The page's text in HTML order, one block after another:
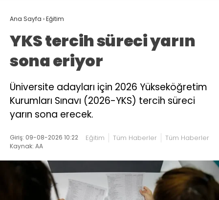
Ana Sayfa ›Eğitim
YKS tercih süreci yarın
sona eriyor
Üniversite adayları için 2026 Yükseköğretim
Kurumları Sınavı (2026-YKS) tercih süreci
yarın sona erecek.
Giriş: 09-08-2026 10:22
Kaynak: AA
Eğitim Tüm Haberler Tüm Haberler